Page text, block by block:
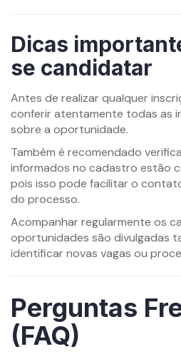
Dicas
se candidatar
Antes de realizar qualquer
conferir atentamente todas as
sobre a oportunidade.
Também é recomendado
informados no cadastro estão
pois isso pode facilitar o
do processo.
Acompanhar regularmente os
oportunidades são divulgadas
identificar novas vagas ou
Perguntas
(FAQ)